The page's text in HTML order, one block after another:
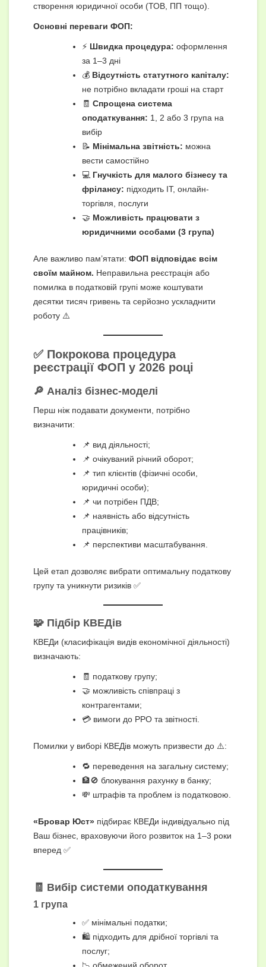
створення юридичної особи (ТОВ, ПП тощо).
Основні переваги ФОП:
⚡ Швидка процедура: оформлення
за 1–3 дні
💰 Відсутність статутного капіталу:
не потрібно вкладати гроші на старт
🧾 Спрощена система
оподаткування: 1, 2 або 3 група на
вибір
📝 Мінімальна звітність: можна
вести самостійно
💻 Гнучкість для малого бізнесу та
фрілансу: підходить ІТ, онлайн-
торгівля, послуги
🤝 Можливість працювати з
юридичними особами (3 група)
Але важливо пам’ятати: ФОП відповідає всім
своїм майном. Неправильна реєстрація або
помилка в податковій групі може коштувати
десятки тисяч гривень та серйозно ускладнити
роботу ⚠️
✅ Покрокова процедура
реєстрації ФОП у 2026 році
🔎 Аналіз бізнес-моделі
Перш ніж подавати документи, потрібно
визначити:
📌 вид діяльності;
📌 очікуваний річний оборот;
📌 тип клієнтів (фізичні особи,
юридичні особи);
📌 чи потрібен ПДВ;
📌 наявність або відсутність
працівників;
📌 перспективи масштабування.
Цей етап дозволяє вибрати оптимальну податкову
групу та уникнути ризиків ✅
🧩 Підбір КВЕДів
КВЕДи (класифікація видів економічної діяльності)
визначають:
🧾 податкову групу;
🤝 можливість співпраці з
контрагентами;
💳 вимоги до РРО та звітності.
Помилки у виборі КВЕДів можуть призвести до ⚠️:
🔁 переведення на загальну систему;
🏦🚫 блокування рахунку в банку;
💸 штрафів та проблем із податковою.
«Бровар Юст» підбирає КВЕДи індивідуально під
Ваш бізнес, враховуючи його розвиток на 1–3 роки
вперед ✅
🧾 Вибір системи оподаткування
1 група
✅ мінімальні податки;
🛍️ підходить для дрібної торгівлі та
послуг;
📉 обмежений оборот.